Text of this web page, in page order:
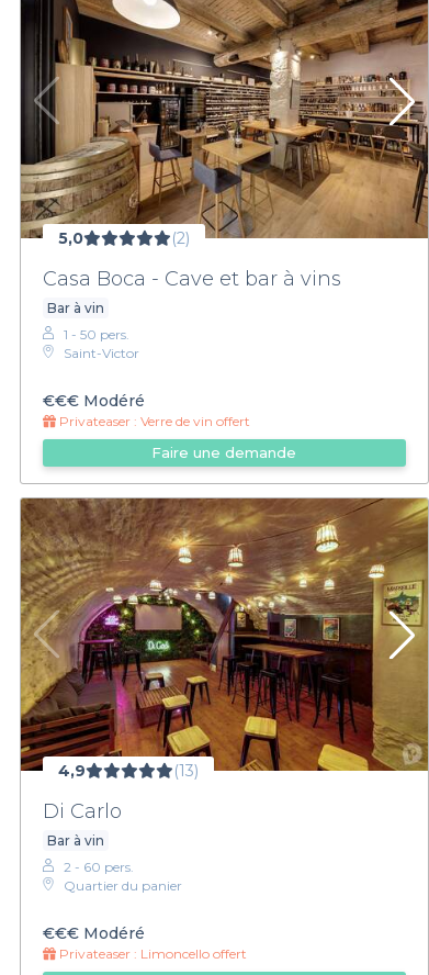
5,0 (2)
Casa Boca - Cave et bar à vins
Bar à vin
1 - 50 pers.
Saint-Victor
€€€ Modéré
Privateaser : Verre de vin offert
Faire une demande
4,9 (13)
Di Carlo
Bar à vin
2 - 60 pers.
Quartier du panier
€€€ Modéré
Privateaser : Limoncello offert